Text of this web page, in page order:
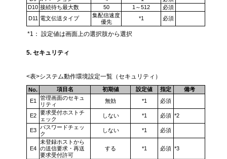
D10 接続待ち最大数 50 1～512
必須
D11 電文伝送タイプ
集配信速度
優先
*1 必須
*1： 設定値は画面上の選択肢から選択
5. セキュリティ
<表>システム動作環境設定一覧（セキュリティ）
No. 項目名 初期値 設定値 指定
備考
E1
管理画面のセキュ
リティ
無効 *1 必須
E2
要求受付ホストチ
ェック
しない *1 必須 *2
E3
パスワードチェッ
ク
しない *1 必須
E4
未登録ホストから
の送信要求・再送
要求受付許可
する *1 必須 *3